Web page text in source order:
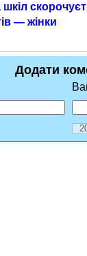
— жінки
Додати